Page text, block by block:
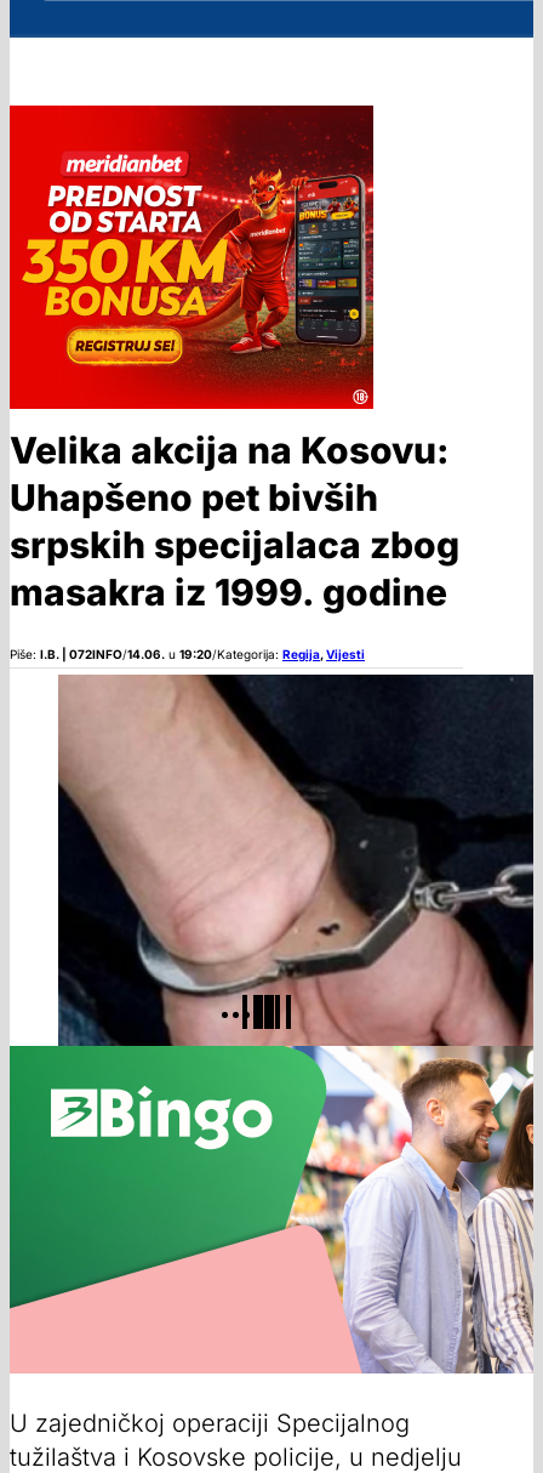
Velika akcija na Kosovu:
Uhapšeno pet bivših
srpskih specijalaca zbog
masakra iz 1999. godine
Piše: I.B. | 072INFO/14.06. u 19:20/Kategorija: Regija,Vijesti
U zajedničkoj operaciji Specijalnog
tužilaštva i Kosovske policije, u nedjelju